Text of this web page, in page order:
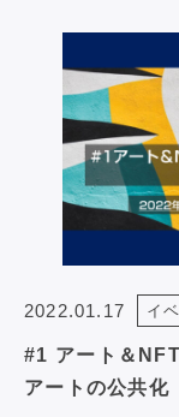
2022.01.17 イ
#1 アート＆
アートの公共化